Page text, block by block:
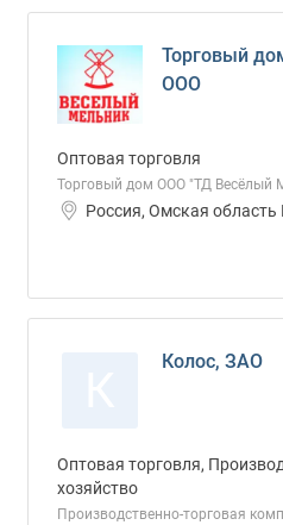
Торговый
ООО
Оптовая торговля
Торговый дом ООО "ТД Весёлый
Россия, Омская
Колос, ЗАО
Оптовая торговля,
хозяйство
Производственно-торговая